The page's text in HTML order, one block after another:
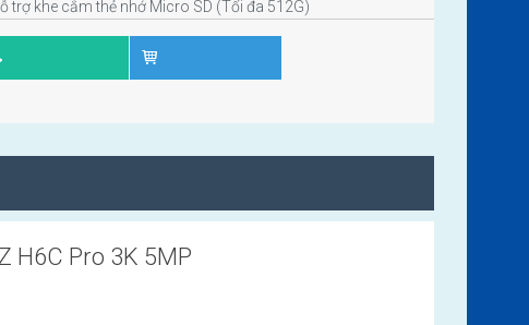
trợ khe cắm thẻ nhớ Micro SD (Tối đa 512G)
H6C Pro 3K 5MP